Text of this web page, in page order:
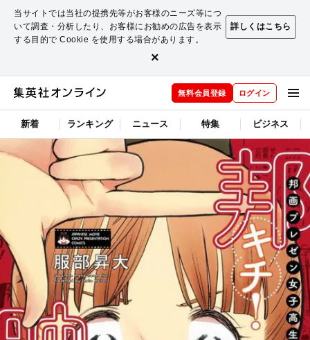
当サイトでは当社の提携先等がお客様のニーズ等につ
いて調査・分析したり、お客様にお勧めの広告を表示
する目的で Cookie を使用する場合があります。
詳しくはこちら
×
無料会員登録 ログイン
新着 ランキング ニュース 特集 ビジネス